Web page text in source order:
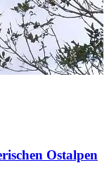
Ostalpen